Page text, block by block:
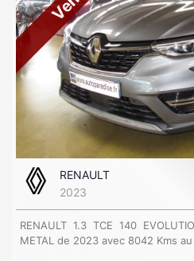
RENAULT
2023
RENAULT 1.3 TCE 140
METAL de 2023 avec 8042 Kms